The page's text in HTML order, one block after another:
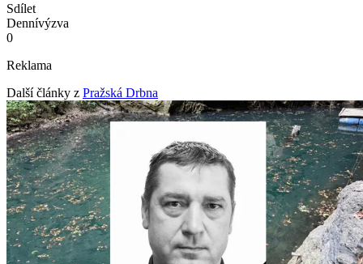
Sdílet
Dennívýzva
0
Reklama
Další články z Pražská Drbna